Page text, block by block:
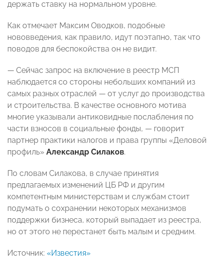
держать ставку на нормальном уровне.
Как отмечает Максим Оводков, подобные
нововведения, как правило, идут поэтапно, так что
поводов для беспокойства он не видит.
— Сейчас запрос на включение в реестр МСП
наблюдается со стороны небольших компаний из
самых разных отраслей — от услуг до производства
и строительства. В качестве основного мотива
многие указывали антиковидные послабления по
части взносов в социальные фонды, — говорит
партнер практики налогов и права группы «Деловой
профиль» Александр Силаков.
По словам Силакова, в случае принятия
предлагаемых изменений ЦБ РФ и другим
компетентным министерствам и службам стоит
подумать о сохранении некоторых механизмов
поддержки бизнеса, который выпадает из реестра,
но от этого не перестанет быть малым и средним.
Источник: «Известия»